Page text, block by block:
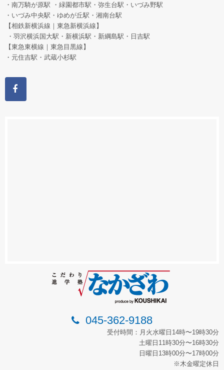
・南万騎が原駅 ・緑園都市駅・弥生台駅・いづみ野駅
・いづみ中央駅・ゆめが丘駅・湘南台駅
【相鉄新横浜線｜東急新横浜線】
・羽沢横浜国大駅・新横浜駅・新綱島駅・日吉駅
【東急東横線｜東急目黒線】
・元住吉駅・武蔵小杉駅
045-362-9188
受付時間：月火水曜日14時〜19時30分
土曜日11時30分〜16時30分
日曜日13時00分〜17時00分
※木金曜定休日